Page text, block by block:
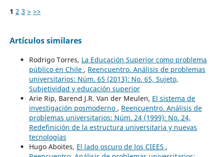
1 2 3 > >>
Artículos similares
Rodrigo Torres, La Educación Superior como problema
público en Chile , Reencuentro. Análisis de problemas
universitarios: Núm. 65 (2013): No. 65, Sujeto,
Subjetividad y educación superior
Arie Rip, Barend J.R. Van der Meulen, El sistema de
investigación posmoderno , Reencuentro. Análisis de
problemas universitarios: Núm. 24 (1999): No. 24,
Redefinición de la estructura universitaria y nuevas
tecnologías
Hugo Aboites, El lado oscuro de los CIEES ,